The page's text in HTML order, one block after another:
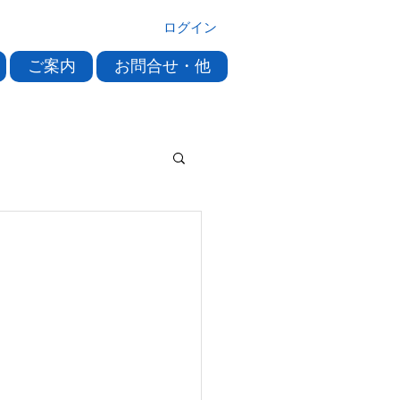
ご案内 お問合せ・他
ログイン